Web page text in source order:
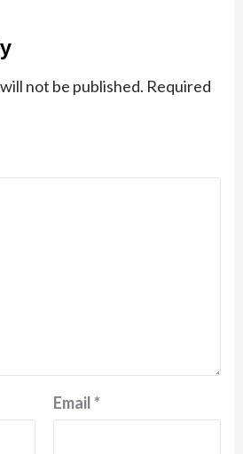
not be published. Required
Email*